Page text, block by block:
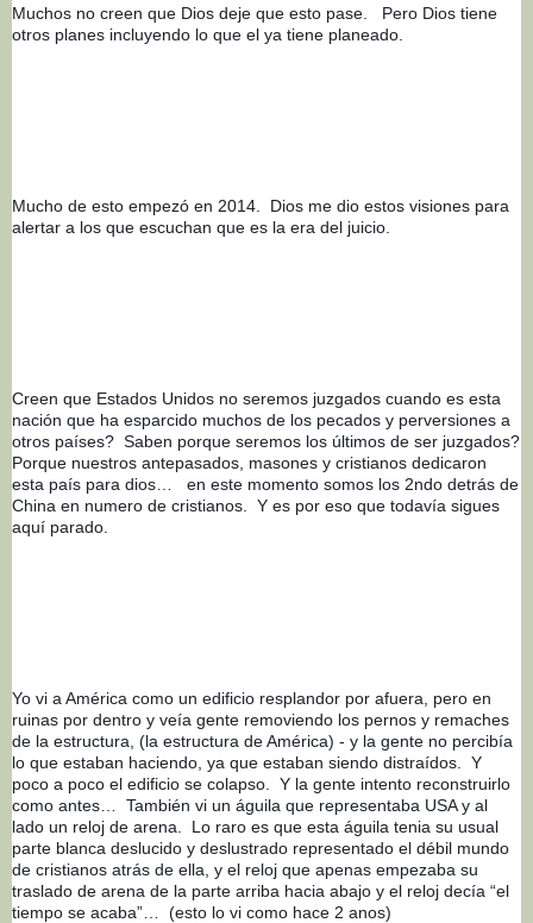
Muchos no creen que Dios deje que esto pase.   Pero Dios tiene
otros planes incluyendo lo que el ya tiene planeado.
Mucho de esto empezó en 2014.  Dios me dio estos visiones para
alertar a los que escuchan que es la era del juicio.
Creen que Estados Unidos no seremos juzgados cuando es esta
nación que ha esparcido muchos de los pecados y perversiones a
otros países?  Saben porque seremos los últimos de ser juzgados?
Porque nuestros antepasados, masones y cristianos dedicaron
esta país para dios…   en este momento somos los 2ndo detrás de
China en numero de cristianos.  Y es por eso que todavía sigues
aquí parado.
Yo vi a América como un edificio resplandor por afuera, pero en
ruinas por dentro y veía gente removiendo los pernos y remaches
de la estructura, (la estructura de América) - y la gente no percibía
lo que estaban haciendo, ya que estaban siendo distraídos.  Y
poco a poco el edificio se colapso.  Y la gente intento reconstruirlo
como antes…  También vi un águila que representaba USA y al
lado un reloj de arena.  Lo raro es que esta águila tenia su usual
parte blanca deslucido y deslustrado representado el débil mundo
de cristianos atrás de ella, y el reloj que apenas empezaba su
traslado de arena de la parte arriba hacia abajo y el reloj decía “el
tiempo se acaba”…  (esto lo vi como hace 2 anos)